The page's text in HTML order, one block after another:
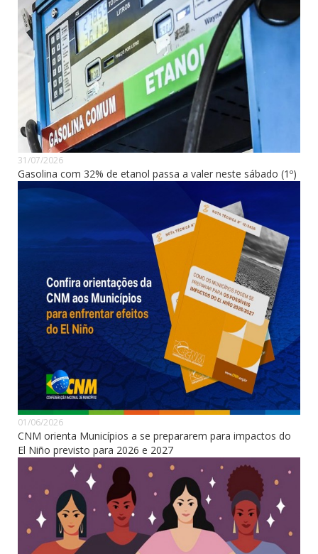
31/07/2026
Gasolina com 32% de etanol passa a valer neste sábado (1º)
01/06/2026
CNM orienta Municípios a se prepararem para impactos do
El Niño previsto para 2026 e 2027